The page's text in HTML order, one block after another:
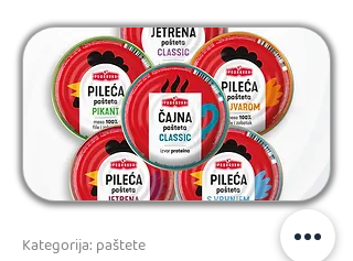
Kategorija: paštete